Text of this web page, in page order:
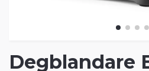
Degblandare